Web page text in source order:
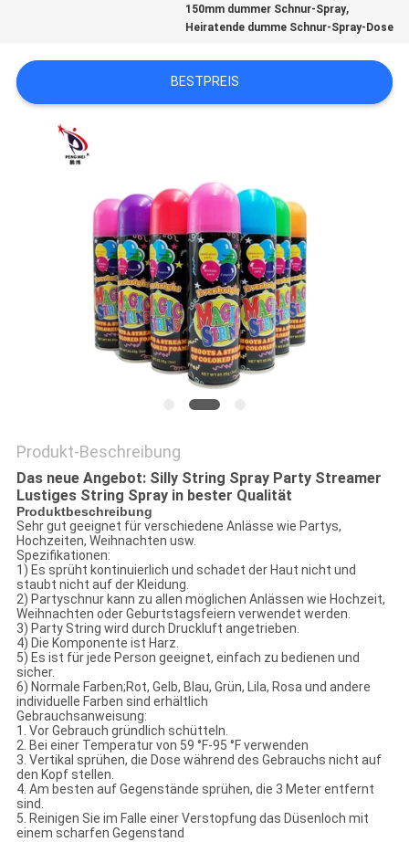
DATENSCHUTZ-
BESTIMMUNGEN
150mm dummer Schnur-Spray,
Heiratende dumme Schnur-Spray-Dose
BESTPREIS
Produkt-Beschreibung
Das neue Angebot: Silly String Spray Party Streamer
Lustiges String Spray in bester Qualität
Produktbeschreibung
Sehr gut geeignet für verschiedene Anlässe wie Partys,
Hochzeiten, Weihnachten usw.
Spezifikationen:
1) Es sprüht kontinuierlich und schadet der Haut nicht und
staubt nicht auf der Kleidung.
2) Partyschnur kann zu allen möglichen Anlässen wie Hochzeit,
Weihnachten oder Geburtstagsfeiern verwendet werden.
3) Party String wird durch Druckluft angetrieben.
4) Die Komponente ist Harz.
5) Es ist für jede Person geeignet, einfach zu bedienen und
sicher.
6) Normale Farben;Rot, Gelb, Blau, Grün, Lila, Rosa und andere
individuelle Farben sind erhältlich
Gebrauchsanweisung:
1. Vor Gebrauch gründlich schütteln.
2. Bei einer Temperatur von 59 °F-95 °F verwenden
3. Vertikal sprühen, die Dose während des Gebrauchs nicht auf
den Kopf stellen.
4. Am besten auf Gegenstände sprühen, die 3 Meter entfernt
sind.
5. Reinigen Sie im Falle einer Verstopfung das Düsenloch mit
einem scharfen Gegenstand